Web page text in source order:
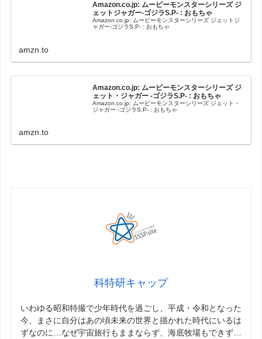
Amazon.co.jp: ムービーモンスターシリーズ ジ
ェットジャガー-ゴジラS.P- : おもちゃ
Amazon.co.jp: ムービーモンスターシリーズ ジェットジ
ャガー-ゴジラS.P- : おもちゃ
amzn.to
Amazon.co.jp: ムービーモンスターシリーズ ジ
ェット・ジャガー -ゴジラS.P- : おもちゃ
Amazon.co.jp: ムービーモンスターシリーズ ジェット・
ジャガー -ゴジラS.P- : おもちゃ
amzn.to
科特研キャップ
いわゆる昭和特撮で少年時代を過ごし、平成・令和となった
今、まさに自分はあの頃未来の世界と描かれた時代にいるは
ずなのに…なぜ宇宙旅行もままならず、海底牧場もできず…